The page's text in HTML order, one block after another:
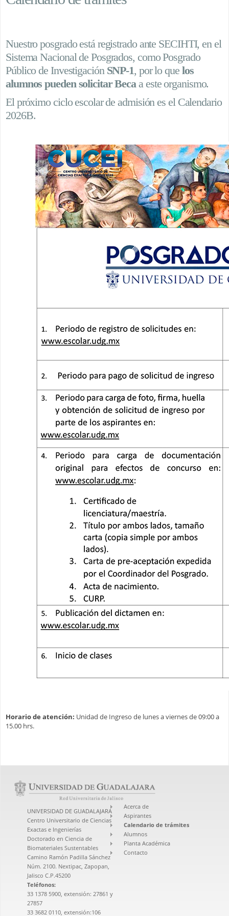
Nuestro posgrado está registrado ante SECIHTI, en el
Sistema Nacional de Posgrados, como Posgrado
Público de Investigación SNP-1, por lo que los
alumnos pueden solicitar Becaa este organismo.
El próximo ciclo escolar de admisión es el Calendario
2026B.
Horario de atención: Unidad de Ingreso de lunes a viernes de 09:00 a
15.00 hrs.
UNIVERSIDAD DE GUADALAJARA
Centro Universitario de Ciencias
Exactas e Ingenierías
Doctorado en Ciencia de
Biomateriales Sustentables
Camino Ramón Padilla Sánchez
Núm. 2100. Nextipac, Zapopan,
Jalisco C.P.45200
Teléfonos:
33 1378 5900, extensión: 27861 y
27857
33 3682 0110, extensión:106
Acerca de
Aspirantes
Calendario de trámites
Alumnos
Planta Académica
Contacto